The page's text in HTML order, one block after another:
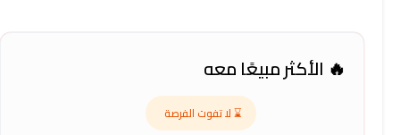
🔥 الأكثر مبيعًا معه
⌛ لا تفوت الفرصة